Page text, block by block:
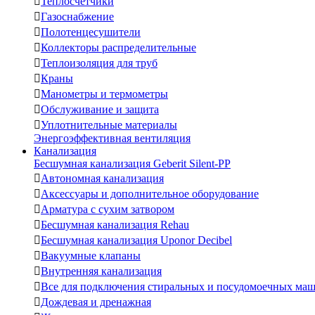
Газоснабжение
Полотенцесушители
Коллекторы распределительные
Теплоизоляция для труб
Краны
Манометры и термометры
Обслуживание и защита
Уплотнительные материалы
Энергоэффективная вентиляция
Канализация
Бесшумная канализация Geberit Silent-PP
Автономная канализация
Аксессуары и дополнительное оборудование
Арматура с сухим затвором
Бесшумная канализация Rehau
Бесшумная канализация Uponor Decibel
Вакуумные клапаны
Внутренняя канализация
Все для подключения стиральных и посудомоечных
Дождевая и дренажная